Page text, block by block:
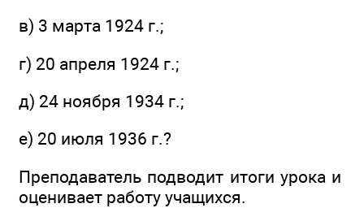
в) 3 марта 1924 г.;
г) 20 апреля 1924 г.;
д) 24 ноября 1934 г.;
е) 20 июля 1936 г.?
Преподаватель подводит итоги урока и
оценивает работу учащихся.